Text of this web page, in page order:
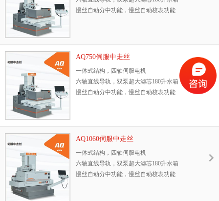
慢丝自动分中功能，慢丝自动校表功能
AQ750伺服中走丝
一体式结构，四轴伺服电机
六轴直线导轨，双泵超大滤芯180升水箱
慢丝自动分中功能，慢丝自动校表功能
AQ1060伺服中走丝
一体式结构，四轴伺服电机
六轴直线导轨，双泵超大滤芯180升水箱
慢丝自动分中功能，慢丝自动校表功能